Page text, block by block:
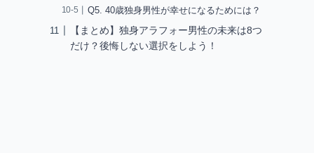
Q5. 40歳独身男性が幸せになるためには？
【まとめ】独身アラフォー男性の未来は8つ
だけ？後悔しない選択をしよう！